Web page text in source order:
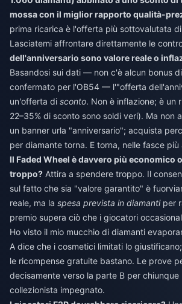
mossa con il miglior rapporto qualità-
prima ricarica è l'offerta più sottovalutata
Lasciatemi affrontare direttamente le
dell'anniversario sono valore reale o
Basandosi sui dati — non c'è alcun bonus
confermato per l'OB54 — l'"offerta
un'offerta di sconto. Non è inflazione; è un
22–35% di sconto sono soldi veri). Ma non
un banner urla "anniversario"; acquista
per diamante torna. E torna, nelle fasce più
Il Faded Wheel è davvero più economico
troppo? Attira a spendere troppo. Il
sul fatto che sia "valore garantito" è
reale, ma la spesa prevista in diamantiper
premio supera ciò che i giocatori
Ho visto il mio mucchio di diamanti
A dice che i cosmetici limitati lo
le ricompense gratuite bastano. Le prove
decisamente verso la parte B per chiunque
collezionista impegnato.